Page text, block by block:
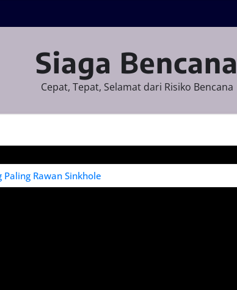
Siaga Bencana
Cepat, Tepat, Selamat dari Risiko Bencana
Rawan Sinkhole